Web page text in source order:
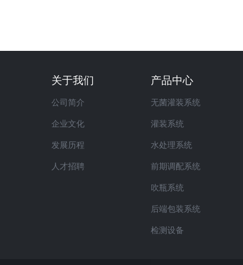
关于我们
公司简介
企业文化
发展历程
人才招聘
产品中心
无菌灌装系统
灌装系统
水处理系统
前期调配系统
吹瓶系统
后端包装系统
检测设备